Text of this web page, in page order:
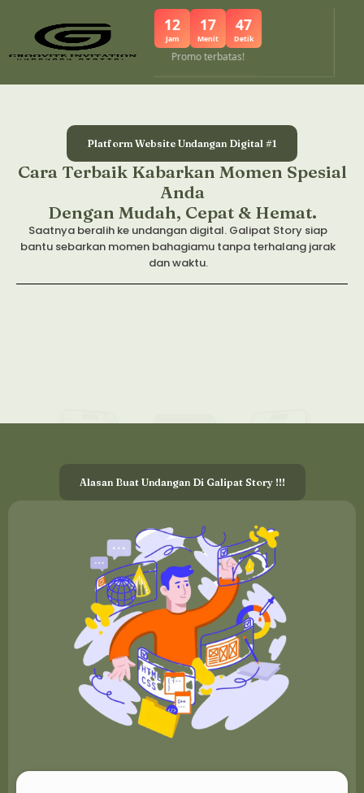
12
Jam
17
Menit
47
Detik
Promo terbatas!
Platform Website Undangan Digital #1
Cara Terbaik Kabarkan Momen Spesial
Anda
Dengan Mudah, Cepat & Hemat.
Saatnya beralih ke undangan digital. Galipat Story siap
bantu sebarkan momen bahagiamu tanpa terhalang jarak
dan waktu.
Alasan Buat Undangan Di Galipat Story !!!